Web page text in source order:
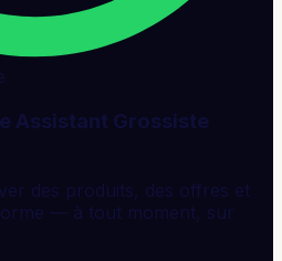
Assistant Grossiste
des produits, des offres et
— à tout moment, sur